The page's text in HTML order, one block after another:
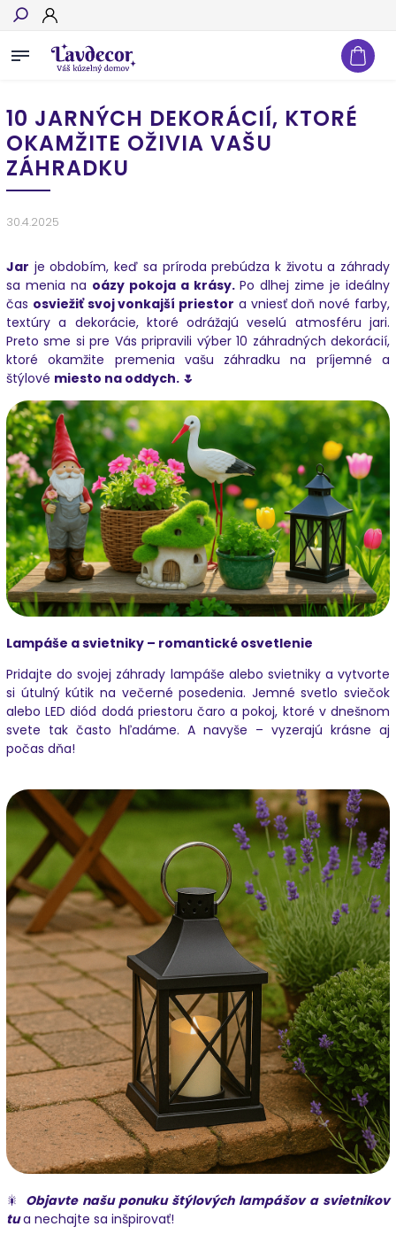
Hľadať
10 JARNÝCH DEKORÁCIÍ, KTORÉ
OKAMŽITE OŽIVIA VAŠU
ZÁHRADKU
30.4.2025
​Jar je obdobím, keď sa príroda prebúdza k životu a záhrady
sa menia na oázy pokoja a krásy. Po dlhej zime je ideálny
čas osviežiť svoj vonkajší priestor a vniesť doň nové farby,
textúry a dekorácie, ktoré odrážajú veselú atmosféru jari.
Preto sme si pre Vás pripravili výber 10 záhradných dekorácií,
ktoré okamžite premenia vašu záhradku na príjemné a
štýlové miesto na oddych. 🌷
Lampáše a svietniky – romantické osvetlenie
Pridajte do svojej záhrady lampáše alebo svietniky a vytvorte
si útulný kútik na večerné posedenia. Jemné svetlo sviečok
alebo LED diód dodá priestoru čaro a pokoj, ktoré v dnešnom
svete tak často hľadáme. A navyše – vyzerajú krásne aj
počas dňa!
🎇 Objavte našu ponuku štýlových lampášov a svietnikov
tua nechajte sa inšpirovať!